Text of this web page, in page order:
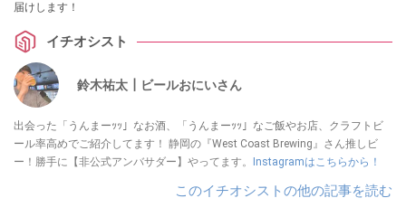
届けします！
イチオシスト
鈴木祐太┃ビールおにいさん
出会った「うんまーｯｯ」なお酒、「うんまーｯｯ」なご飯やお店、クラフトビ
ール率高めでご紹介してます！ 静岡の『West Coast Brewing』さん推しビ
ー！勝手に【非公式アンバサダー】やってます。
Instagramはこちらから！
このイチオシストの他の記事を読む